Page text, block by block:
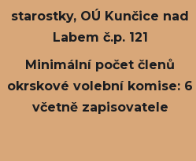
starostky, OÚ Kunčice nad
Labem č.p. 121
Minimální počet členů
okrskové volební komise: 6
včetně zapisovatele